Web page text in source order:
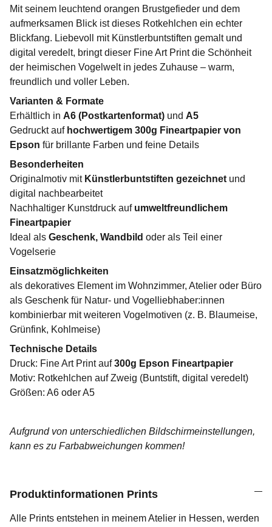
Mit seinem leuchtend orangen Brustgefieder und dem
aufmerksamen Blick ist dieses Rotkehlchen ein echter
Blickfang. Liebevoll mit Künstlerbuntstiften gemalt und
digital veredelt, bringt dieser Fine Art Print die Schönheit
der heimischen Vogelwelt in jedes Zuhause – warm,
freundlich und voller Leben.
Varianten & Formate
Erhältlich in A6 (Postkartenformat) und A5
Gedruckt auf hochwertigem 300g Fineartpapier von
Epson für brillante Farben und feine Details
Besonderheiten
Originalmotiv mit Künstlerbuntstiften gezeichnet und
digital nachbearbeitet
Nachhaltiger Kunstdruck auf umweltfreundlichem
Fineartpapier
Ideal als Geschenk, Wandbild oder als Teil einer
Vogelserie
Einsatzmöglichkeiten
als dekoratives Element im Wohnzimmer, Atelier oder Büro
als Geschenk für Natur- und Vogelliebhaber:innen
kombinierbar mit weiteren Vogelmotiven (z. B. Blaumeise,
Grünfink, Kohlmeise)
Technische Details
Druck: Fine Art Print auf300g Epson Fineartpapier
Motiv: Rotkehlchen auf Zweig (Buntstift, digital veredelt)
Größen: A6 oder A5
Aufgrund von unterschiedlichen Bildschirmeinstellungen,
kann es zu Farbabweichungen kommen!
Produktinformationen Prints
Alle Prints entstehen in meinem Atelier in Hessen, werden